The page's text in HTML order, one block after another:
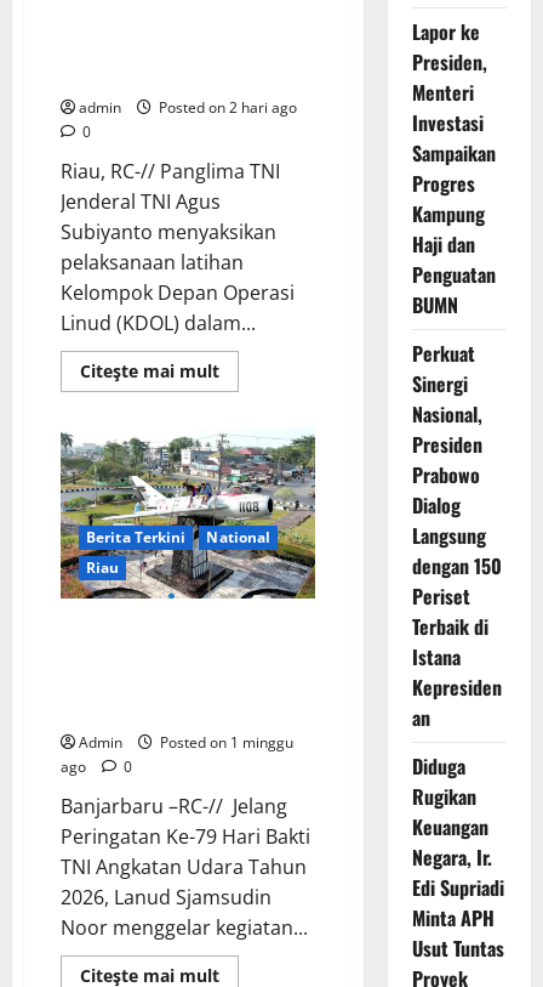
admin
Posted on 2 hari ago
0
Riau, RC-// Panglima TNI
Jenderal TNI Agus
Subiyanto menyaksikan
pelaksanaan latihan
Kelompok Depan Operasi
Linud (KDOL) dalam...
Citeşte mai multRead
more
TNI
Tinjau
Latihan
KDOL,
Uji
Kesiapan
Operasi
Lintas
Udara
dalam
Berita Terkini
National
Riau
Admin
Posted on 1 minggu
ago
0
Banjarbaru –RC-// Jelang
Peringatan Ke-79 Hari Bakti
TNI Angkatan Udara Tahun
2026, Lanud Sjamsudin
Noor menggelar kegiatan...
Citeşte mai multRead
Lapor ke
Presiden,
Menteri
Investasi
Sampaikan
Progres
Kampung
Haji dan
Penguatan
BUMN
Perkuat
Sinergi
Nasional,
Presiden
Prabowo
Dialog
Langsung
dengan 150
Periset
Terbaik di
Istana
Kepresiden
an
Diduga
Rugikan
Keuangan
Negara, Ir.
Edi Supriadi
Minta APH
Usut Tuntas
Proyek